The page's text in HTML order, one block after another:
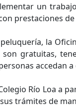
un
prestaciones
la
gratuitas,
Río Loa a
trámites de